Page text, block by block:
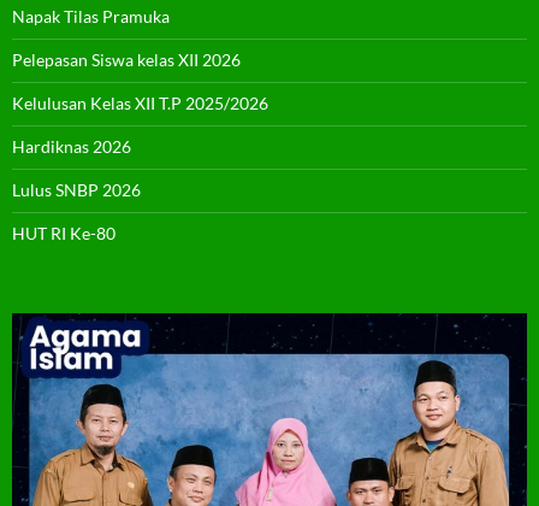
Napak Tilas Pramuka
Pelepasan Siswa kelas XII 2026
Kelulusan Kelas XII T.P 2025/2026
Hardiknas 2026
Lulus SNBP 2026
HUT RI Ke-80